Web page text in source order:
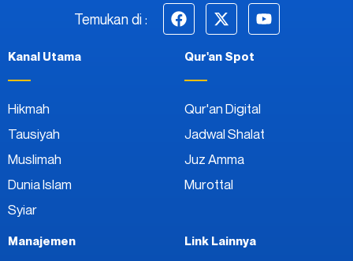
Temukan di :
Kanal Utama
Hikmah
Tausiyah
Muslimah
Dunia Islam
Syiar
Qur'an Spot
Qur'an Digital
Jadwal Shalat
Juz Amma
Murottal
Manajemen Link Lainnya